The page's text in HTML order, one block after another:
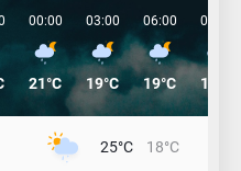
00:00
21°C
03:00
19°C
06:00
19°C
09:00
19°C
25°C 18°C